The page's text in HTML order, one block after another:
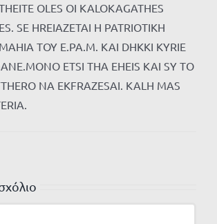
OLES OI KALOKAGATHES
SE HREIAZETAI H PATRIOTIKH
TOY E.PA.M. KAI DHKKI KYRIE
ETSI THA EHEIS KAI SY TO
NA EKFRAZESAI. KALH MAS